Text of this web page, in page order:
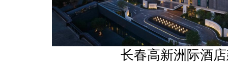
长春高新洲际酒